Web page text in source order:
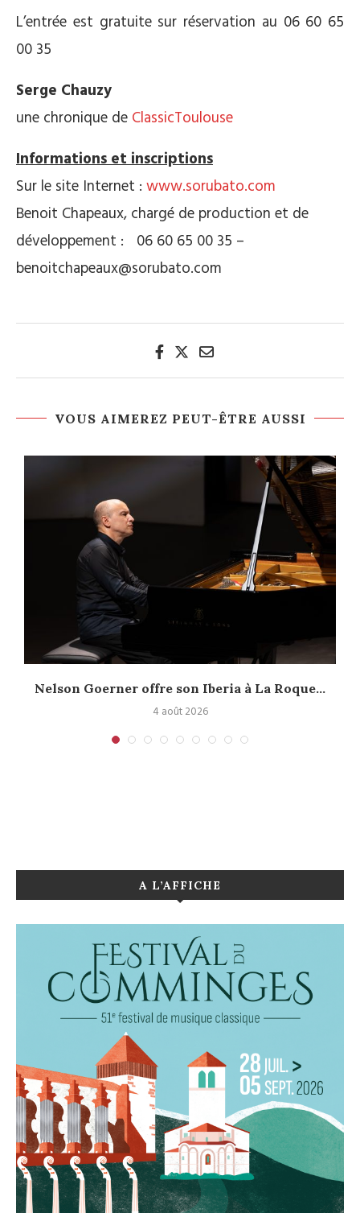
L’entrée est gratuite sur réservation au 06 60 65
00 35
Serge Chauzy
une chronique de ClassicToulouse
Informations et inscriptions
Sur le site Internet : www.sorubato.com
Benoit Chapeaux, chargé de production et de
développement : 06 60 65 00 35 –
benoitchapeaux@sorubato.com
VOUS AIMEREZ PEUT-ÊTRE AUSSI
Nelson Goerner offre son Iberia à La Roque...
4 août 2026
A L’AFFICHE